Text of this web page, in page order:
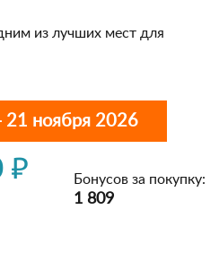
из лучших мест для
21 ноября 2026
₽ Бонусов за покупку:
1 809